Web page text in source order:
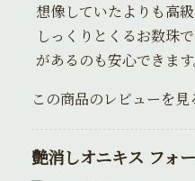
想像していたよりも高
しっくりとくるお数珠
があるのも安心できます
この商品のレビューを見
艶消しオニキス フォ